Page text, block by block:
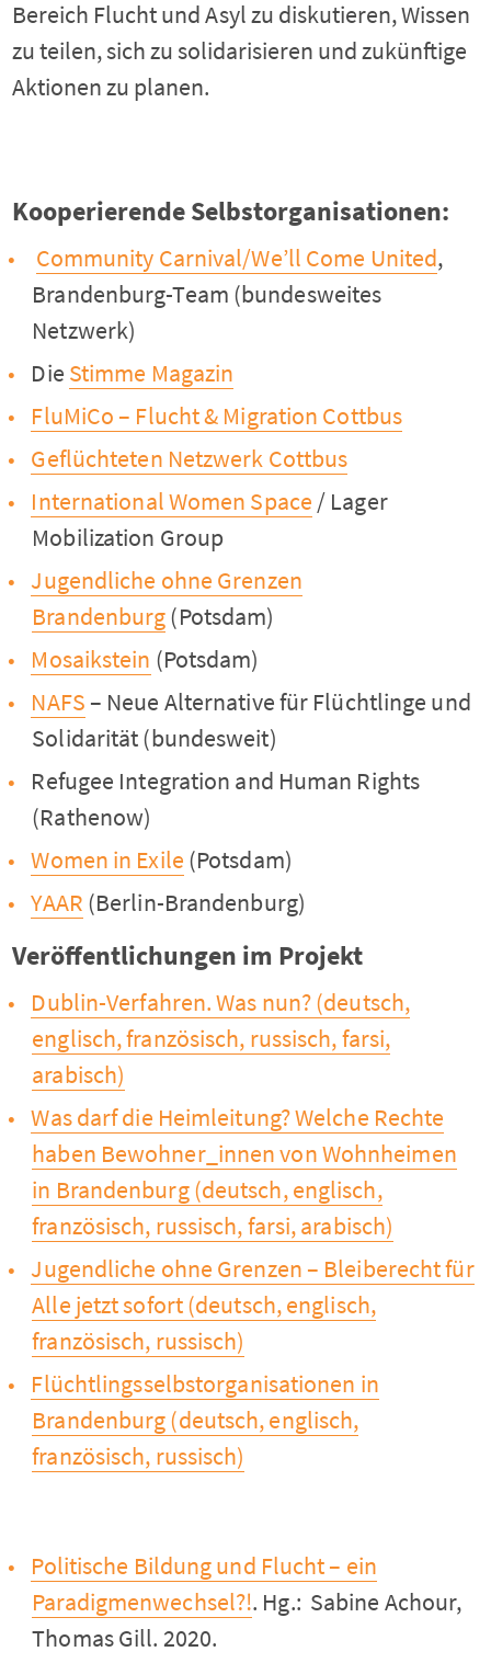
Bereich Flucht und Asyl zu diskutieren, Wissen
zu teilen, sich zu solidarisieren und zukünftige
Aktionen zu planen.
Kooperierende Selbstorganisationen:
Community Carnival/We’ll Come United,
Brandenburg-Team (bundesweites
Netzwerk)
Die Stimme Magazin
FluMiCo – Flucht & Migration Cottbus
Geflüchteten Netzwerk Cottbus
International Women Space / Lager
Mobilization Group
Jugendliche ohne Grenzen
Brandenburg(Potsdam)
Mosaikstein (Potsdam)
NAFS – Neue Alternative für Flüchtlinge und
Solidarität (bundesweit)
Refugee Integration and Human Rights
(Rathenow)
Women in Exile (Potsdam)
YAAR (Berlin-Brandenburg)
Veröffentlichungen im Projekt
Dublin-Verfahren. Was nun? (deutsch,
englisch, französisch, russisch, farsi,
arabisch)
Was darf die Heimleitung? Welche Rechte
haben Bewohner_innen von Wohnheimen
in Brandenburg (deutsch, englisch,
französisch, russisch, farsi, arabisch)
Jugendliche ohne Grenzen – Bleiberecht für
Alle jetzt sofort (deutsch, englisch,
französisch, russisch)
Flüchtlingsselbstorganisationen in
Brandenburg (deutsch, englisch,
französisch, russisch)
Politische Bildung und Flucht – ein
Paradigmenwechsel?!. Hg.: Sabine Achour,
Thomas Gill. 2020.